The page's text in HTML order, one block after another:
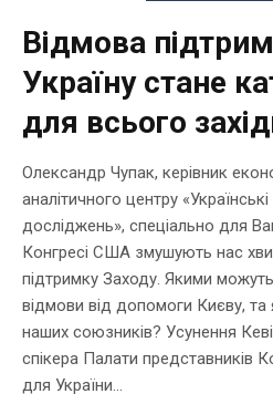
Відмова
Україну стане
для всього
Олександр Чупак, керівник
аналітичного центру «Українські
досліджень», спеціально для
Конгресі США змушують нас
підтримку Заходу. Якими
відмови від допомоги Києву, та
наших союзників? Усунення
спікера Палати представників
для України...